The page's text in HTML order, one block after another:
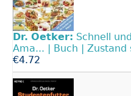
Dr. Oetker: Schnell
Ama... | Buch | Zustand
€4.72